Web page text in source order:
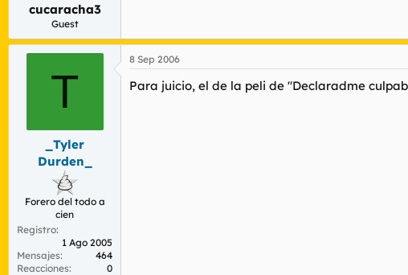
cucaracha3
Guest
T
_Tyler
Durden_
Forero del todo a
cien
Registro
1 Ago 2005
Mensajes
464
Reacciones
0
8 Sep 2006
Para juicio, el de la peli de "Declaradme